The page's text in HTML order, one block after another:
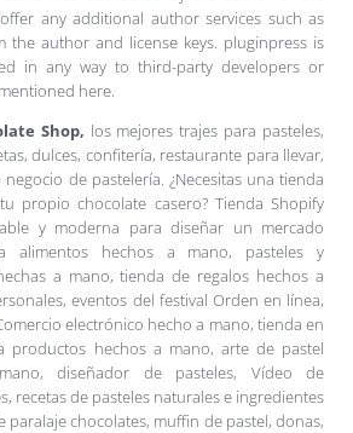
any additional author services such as
the author and license keys. pluginpress is
in any way to third-party developers or
here.
Shop, los mejores trajes para pasteles,
dulces, confitería, restaurante para llevar,
de pastelería. ¿Necesitas una tienda
propio chocolate casero? Tienda Shopify
y moderna para diseñar un mercado
alimentos hechos a mano, pasteles y
a mano, tienda de regalos hechos a
eventos del festival Orden en línea,
electrónico hecho a mano, tienda en
productos hechos a mano, arte de pastel
diseñador de pasteles, Vídeo de
recetas de pasteles naturales e ingredientes
paralaje chocolates, muffin de pastel, donas,